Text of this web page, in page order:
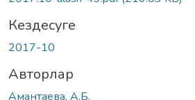
Кездесуге
2017-10
Авторлар
Амантаева, А.Б.